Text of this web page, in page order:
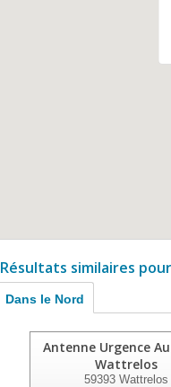
Résultats similaires
Dans le Nord
Antenne Urgence Au
Wattrelos
59393Wattrelos